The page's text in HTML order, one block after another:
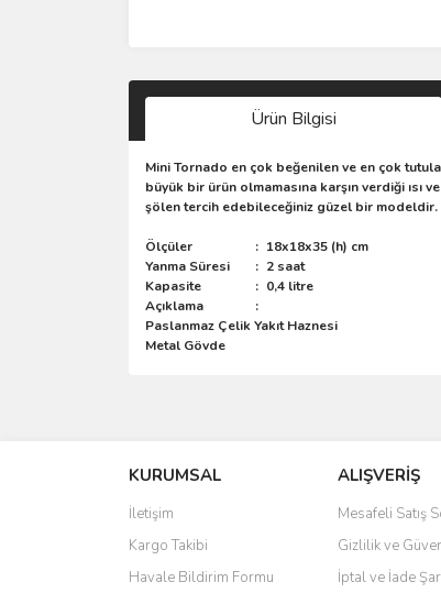
Ürün Bilgisi
Mini Tornado en çok beğenilen ve en çok
büyük bir ürün olmamasına karşın verdiği ısı
şölen tercih edebileceğiniz güzel bir modeldir.
Ölçüler : 18x18x35 (h) cm
Yanma Süresi
: 2 saat
Kapasite
: 0,4 litre
Açıklama
:
Paslanmaz Çelik Yakıt Haznesi
Metal Gövde
Ürün resmi kalitesiz, bozuk veya
Ürün açıklamasında eksik bilgiler
Ürün bilgilerinde hatalar bulunuyor.
Ürün fiyatı diğer sitelerden daha pahalı.
KURUMSAL
İletişim
Kargo Takibi
Havale Bildirim Formu
ALIŞVERİŞ
Mesafeli Satış
Gizlilik ve
İptal ve İade